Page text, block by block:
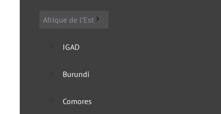
Afrique de l’Est
IGAD
Burundi
Comores